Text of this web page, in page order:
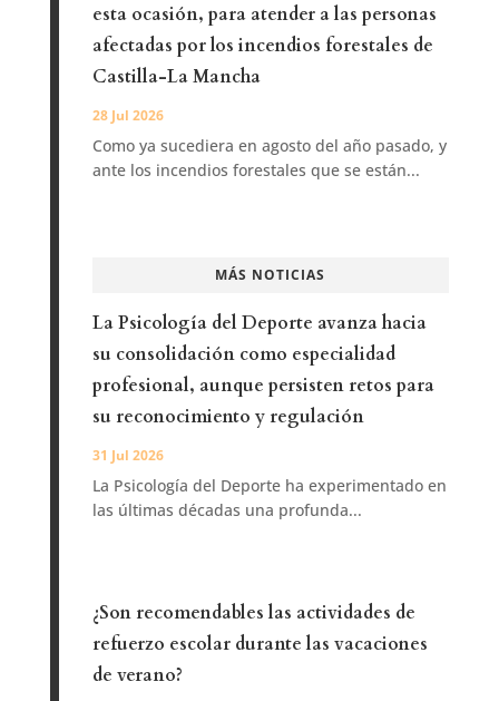
esta ocasión, para atender a las personas
afectadas por los incendios forestales de
Castilla-La Mancha
28 Jul 2026
Como ya sucediera en agosto del año pasado, y
ante los incendios forestales que se están...
MÁS NOTICIAS
La Psicología del Deporte avanza hacia
su consolidación como especialidad
profesional, aunque persisten retos para
su reconocimiento y regulación
31 Jul 2026
La Psicología del Deporte ha experimentado en
las últimas décadas una profunda...
¿Son recomendables las actividades de
refuerzo escolar durante las vacaciones
de verano?